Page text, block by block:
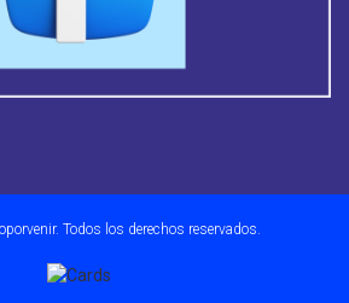
Todos los derechos reservados.